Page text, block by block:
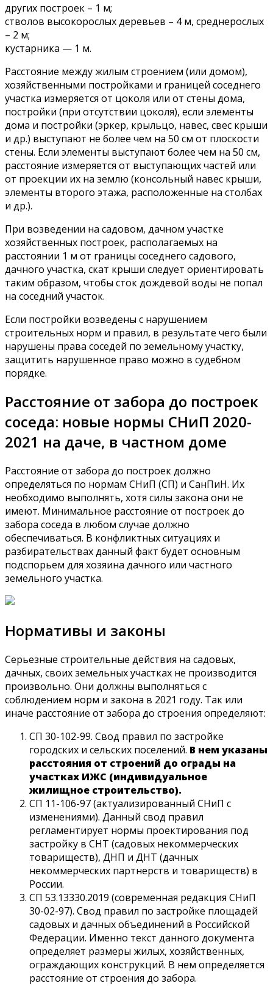
других построек – 1 м;
стволов высокорослых деревьев – 4 м, среднерослых
– 2 м;
кустарника — 1 м.
Расстояние между жилым строением (или домом),
хозяйственными постройками и границей соседнего
участка измеряется от цоколя или от стены дома,
постройки (при отсутствии цоколя), если элементы
дома и постройки (эркер, крыльцо, навес, свес крыши
и др.) выступают не более чем на 50 см от плоскости
стены. Если элементы выступают более чем на 50 см,
расстояние измеряется от выступающих частей или
от проекции их на землю (консольный навес крыши,
элементы второго этажа, расположенные на столбах
и др.).
При возведении на садовом, дачном участке
хозяйственных построек, располагаемых на
расстоянии 1 м от границы соседнего садового,
дачного участка, скат крыши следует ориентировать
таким образом, чтобы сток дождевой воды не попал
на соседний участок.
Если постройки возведены с нарушением
строительных норм и правил, в результате чего были
нарушены права соседей по земельному участку,
защитить нарушенное право можно в судебном
порядке.
Расстояние от забора до построек
соседа: новые нормы СНиП 2020-
2021 на даче, в частном доме
Расстояние от забора до построек должно
определяться по нормам СНиП (СП) и СанПиН. Их
необходимо выполнять, хотя силы закона они не
имеют. Минимальное расстояние от построек до
забора соседа в любом случае должно
обеспечиваться. В конфликтных ситуациях и
разбирательствах данный факт будет основным
подспорьем для хозяина дачного или частного
земельного участка.
Нормативы и законы
Серьезные строительные действия на садовых,
дачных, своих земельных участках не производится
произвольно. Они должны выполняться с
соблюдением норм и закона в 2021 году. Так или
иначе расстояние от забора до строения определяют:
СП 30-102-99. Свод правил по застройке
городских и сельских поселений. В нем указаны
расстояния от строений до ограды на
участках ИЖС (индивидуальное
жилищное строительство).
СП 11-106-97 (актуализированный СНиП с
изменениями). Данный свод правил
регламентирует нормы проектирования под
застройку в СНТ (садовых некоммерческих
товариществ), ДНП и ДНТ (дачных
некоммерческих партнерств и товариществ) в
России.
СП 53.13330.2019 (современная редакция СНиП
30-02-97). Свод правил по застройке площадей
садовых и дачных объединений в Российской
Федерации. Именно текст данного документа
определяет размеры жилых, хозяйственных,
ограждающих конструкций. В нем определяется
расстояние от строения до забора.